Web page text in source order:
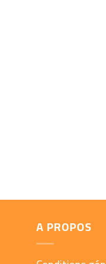
A PROPOS